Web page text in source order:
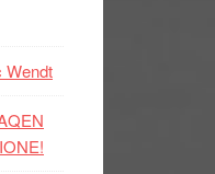
Wendt